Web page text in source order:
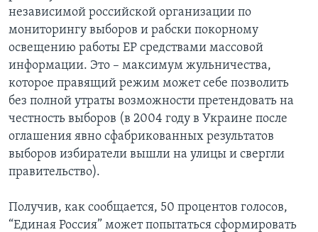
независимой российской организации по
мониторингу выборов и рабски покорному
освещению работы ЕР средствами массовой
информации. Это – максимум жульничества,
которое правящий режим может себе позволить
без полной утраты возможности претендовать на
честность выборов (в 2004 году в Украине после
оглашения явно сфабрикованных результатов
выборов избиратели вышли на улицы и свергли
правительство).
Получив, как сообщается, 50 процентов голосов,
“Единая Россия” может попытаться сформировать